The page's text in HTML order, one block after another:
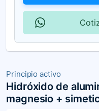
Principio activo
Hidróxido de
magnesio +